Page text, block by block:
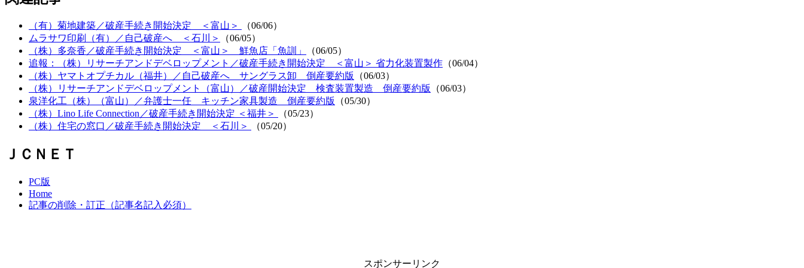
（有）菊地建築／破産手続き開始決定 ＜富山＞
（06/06）
ムラサワ印刷（有）／自己破産へ ＜石川＞
（06/05）
（株）多奈香／破産手続き開始決定 ＜富山＞ 鮮魚店「魚訓」
（06/05）
追報：（株）リサーチアンドデベロップメント／破産手続き開始決定 ＜富山＞ 省力化装置製作 （06/04）
（株）ヤマトオプチカル（福井）／自己破産へ サングラス卸 倒産要約版
（06/03）
（株）リサーチアンドデベロップメント（富山）／破産開始決定 検査装置製造 倒産要約版
（06/03）
泉洋化工（株）（富山）／弁護士一任 キッチン家具製造 倒産要約版
（05/30）
（株）Lino Life Connection／破産手続き開始決定 ＜福井＞
（05/23）
（株）住宅の窓口／破産手続き開始決定 ＜石川＞
（05/20）
ＪＣＮＥＴ
PC版
Home
記事の削除・訂正（記事名記入必須）
スポンサーリンク